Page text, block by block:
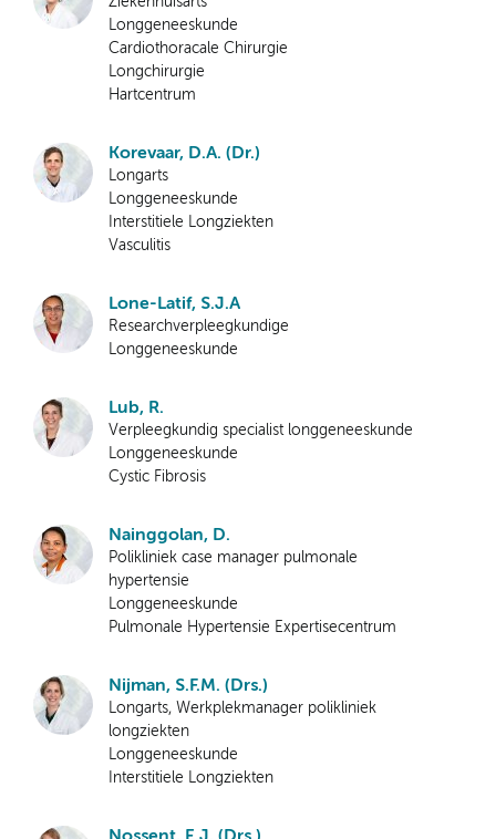
Longgeneeskunde
Cardiothoracale Chirurgie
Longchirurgie
Hartcentrum
Korevaar, D.A. (Dr.)
Longarts
Longgeneeskunde
Interstitiele Longziekten
Vasculitis
Lone-Latif, S.J.A
Researchverpleegkundige
Longgeneeskunde
Lub, R.
Verpleegkundig specialist longgeneeskunde
Longgeneeskunde
Cystic Fibrosis
Nainggolan, D.
Polikliniek case manager pulmonale
hypertensie
Longgeneeskunde
Pulmonale Hypertensie Expertisecentrum
Nijman, S.F.M. (Drs.)
Longarts, Werkplekmanager polikliniek
longziekten
Longgeneeskunde
Interstitiele Longziekten